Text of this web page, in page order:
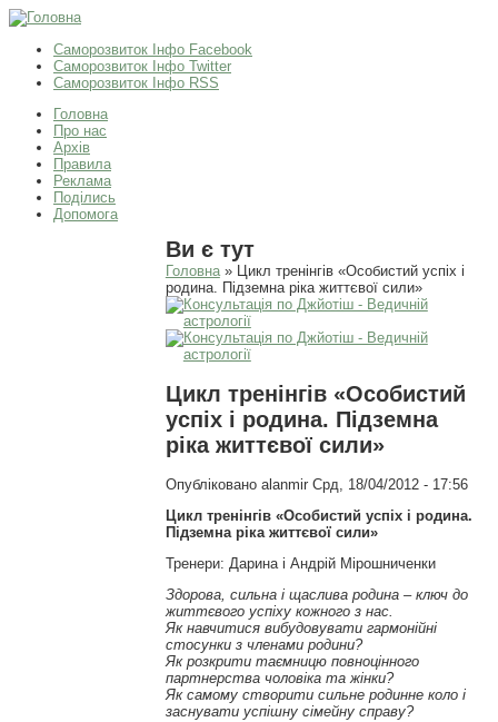
Саморозвиток Інфо Facebook
Саморозвиток Інфо Twitter
Саморозвиток Інфо RSS
Головна
Про нас
Архів
Правила
Реклама
Поділись
Допомога
Ви є тут
Головна» Цикл тренінгів «Особистий успіх і
родина. Підземна ріка життєвої сили»
Цикл тренінгів «Особистий
успіх і родина. Підземна
ріка життєвої сили»
Опубліковано alanmirСрд, 18/04/2012 - 17:56
Цикл тренінгів «Особистий успіх і родина.
Підземна ріка життєвої сили»
Тренери: Дарина і Андрій Мірошниченки
Здорова, сильна і щаслива родина – ключ до
життєвого успіху кожного з нас.
Як навчитися вибудовувати гармонійні
стосунки з членами родини?
Як розкрити таємницю повноцінного
партнерства чоловіка та жінки?
Як самому створити сильне родинне коло і
заснувати успішну сімейну справу?